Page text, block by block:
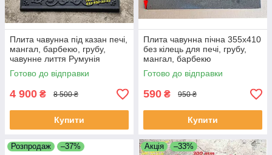
Плита чавунна під казан печі,
мангал, барбекю, грубу,
чавунне лиття Румунія
Готово до відправки
4 900 ₴ 8 500 ₴
Купити
Плита чавунна пічна 355х410
без кілець для печі, грубу,
мангал, барбекю
Готово до відправки
590 ₴ 950 ₴
Купити
Розпродаж –37% Акція –33%